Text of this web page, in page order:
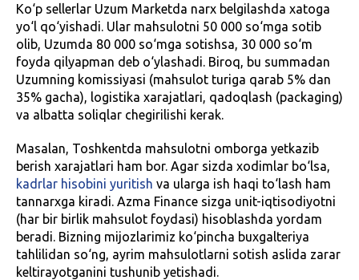
Ko‘p sellerlar Uzum Marketda narx belgilashda xatoga
yo‘l qo‘yishadi. Ular mahsulotni 50 000 so‘mga sotib
olib, Uzumda 80 000 so‘mga sotishsa, 30 000 so‘m
foyda qilyapman deb o‘ylashadi. Biroq, bu summadan
Uzumning komissiyasi (mahsulot turiga qarab 5% dan
35% gacha), logistika xarajatlari, qadoqlash (packaging)
va albatta soliqlar chegirilishi kerak.
Masalan, Toshkentda mahsulotni omborga yetkazib
berish xarajatlari ham bor. Agar sizda xodimlar bo‘lsa,
kadrlar hisobini yuritish va ularga ish haqi to‘lash ham
tannarxga kiradi. Azma Finance sizga unit-iqtisodiyotni
(har bir birlik mahsulot foydasi) hisoblashda yordam
beradi. Bizning mijozlarimiz ko‘pincha buxgalteriya
tahlilidan so‘ng, ayrim mahsulotlarni sotish aslida zarar
keltirayotganini tushunib yetishadi.